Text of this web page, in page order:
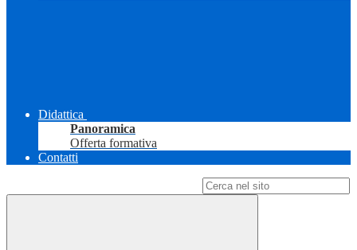
Didattica
Panoramica
Offerta formativa
Contatti